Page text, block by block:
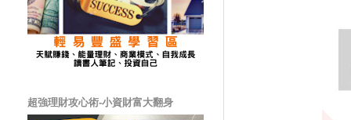
超強理財攻心術-小資財富大翻身